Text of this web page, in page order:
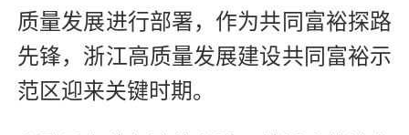
质量发展进行部署，作为共同富裕探路
先锋，浙江高质量发展建设共同富裕示
范区迎来关键时期。